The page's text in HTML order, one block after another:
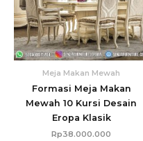
Meja Makan Mewah
Formasi Meja Makan
Mewah 10 Kursi Desain
Eropa Klasik
Rp38.000.000